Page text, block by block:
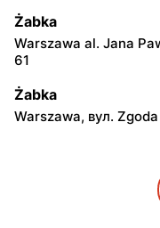
Żabka
Warszawa al. Jana
61
Żabka
Warszawa, вул. Zgoda
Świętokrzyska 0